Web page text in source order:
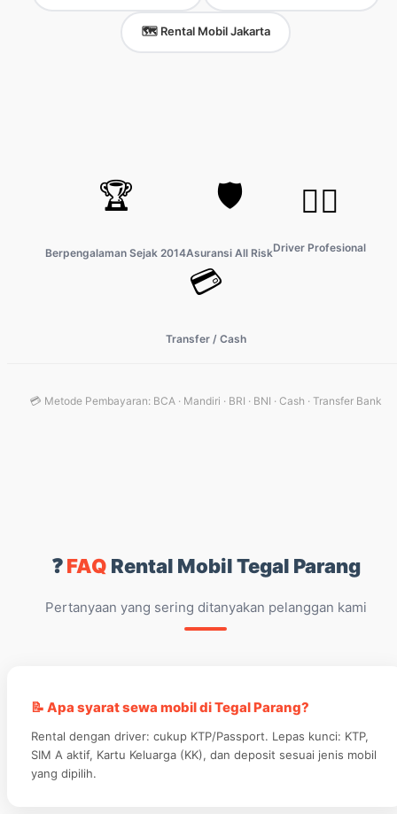
🗺️ Rental Mobil Jakarta
🏆
Berpengalaman Sejak 2014
🛡️
Asuransi All Risk
👨‍✈️
Driver Profesional
💳
Transfer / Cash
💳 Metode Pembayaran: BCA · Mandiri · BRI · BNI · Cash · Transfer Bank
❓FAQ Rental Mobil Tegal Parang
Pertanyaan yang sering ditanyakan pelanggan kami
📝 Apa syarat sewa mobil di Tegal Parang?
Rental dengan driver: cukup KTP/Passport. Lepas kunci: KTP,
SIM A aktif, Kartu Keluarga (KK), dan deposit sesuai jenis mobil
yang dipilih.